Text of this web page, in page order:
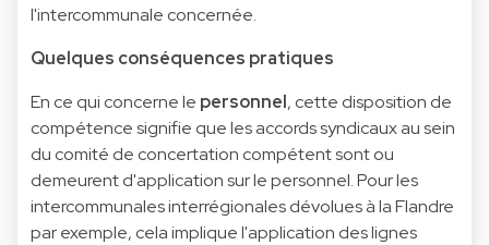
l'intercommunale concernée.
Quelques conséquences pratiques
En ce qui concerne le personnel, cette disposition de
compétence signifie que les accords syndicaux au sein
du comité de concertation compétent sont ou
demeurent d'application sur le personnel. Pour les
intercommunales interrégionales dévolues à la Flandre
par exemple, cela implique l'application des lignes